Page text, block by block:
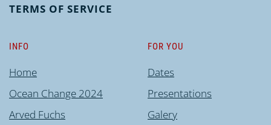
TERMS OF SERVICE
INFO
Home
Ocean Change 2024
Arved Fuchs
FOR YOU
Dates
Presentations
Galery